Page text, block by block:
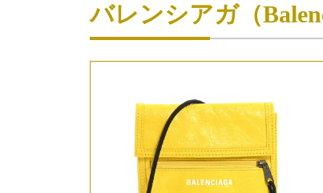
バレンシアガ（